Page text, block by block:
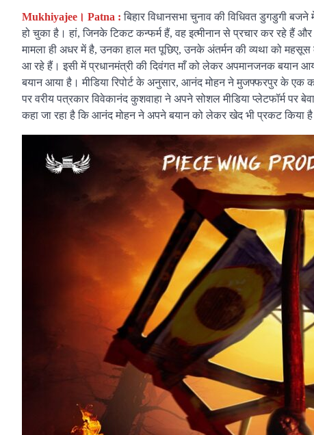
Mukhiyajee। Patna : बिहार विधानसभा चुनाव की विधिवत डुगडुगी
हो चुका है। हां, जिनके टिकट कन्फर्म हैं, वह इत्मीनान से प्रचार कर रहे हैं
मामला ही अधर में है, उनका हाल मत पूछिए, उनके अंतर्मन की व्यथा को
आ रहे हैं। इसी में प्रधानमंत्री की दिवंगत माँ को लेकर अपमानजनक बयान
बयान आया है। मीडिया रिपोर्ट के अनुसार, आनंद मोहन ने मुजफ्फरपुर के एक
पर वरीय पत्रकार विवेकानंद कुशवाहा ने अपने सोशल मीडिया प्लेटफॉर्म पर
कहा जा रहा है कि आनंद मोहन ने अपने बयान को लेकर खेद भी प्रकट किया